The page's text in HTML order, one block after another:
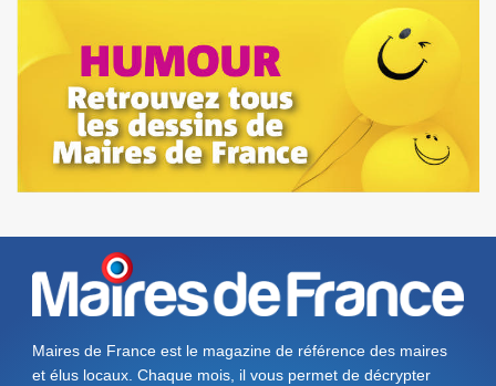
Maires de France est le magazine de référence des maires
et élus locaux. Chaque mois, il vous permet de décrypter